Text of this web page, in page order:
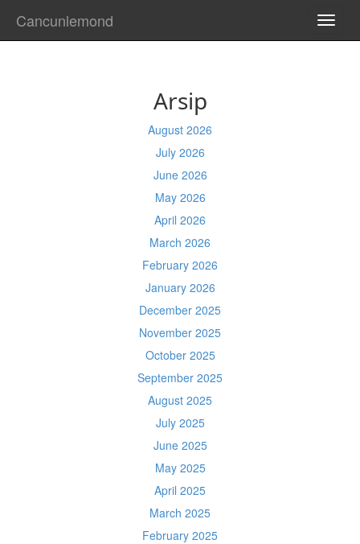
Cancunlemond
Arsip
August 2026
July 2026
June 2026
May 2026
April 2026
March 2026
February 2026
January 2026
December 2025
November 2025
October 2025
September 2025
August 2025
July 2025
June 2025
May 2025
April 2025
March 2025
February 2025